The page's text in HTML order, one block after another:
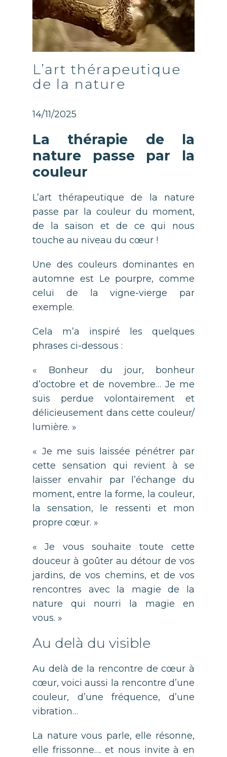
L’art thérapeutique
de la nature
14/11/2025
La thérapie de la
nature passe par la
couleur
L’art thérapeutique de la nature
passe par la couleur du moment,
de la saison et de ce qui nous
touche au niveau du cœur !
Une des couleurs dominantes en
automne est Le pourpre, comme
celui de la vigne-vierge par
exemple.
Cela m’a inspiré les quelques
phrases ci-dessous :
« Bonheur du jour, bonheur
d’octobre et de novembre… Je me
suis perdue volontairement et
délicieusement dans cette couleur/
lumière. »
« Je me suis laissée pénétrer par
cette sensation qui revient à se
laisser envahir par l’échange du
moment, entre la forme, la couleur,
la sensation, le ressenti et mon
propre cœur. »
« Je vous souhaite toute cette
douceur à goûter au détour de vos
jardins, de vos chemins, et de vos
rencontres avec la magie de la
nature qui nourri la magie en
vous. »
Au delà du visible
Au delà de la rencontre de cœur à
cœur, voici aussi la rencontre d’une
couleur, d’une fréquence, d’une
vibration…
La nature vous parle, elle résonne,
elle frissonne…. et nous invite à en